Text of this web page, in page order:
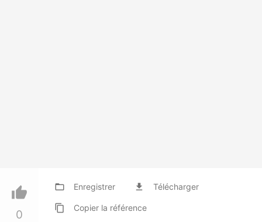
thumb_up
0
folder_open Enregistrer file_download Télécharger
content_copy Copierla référence